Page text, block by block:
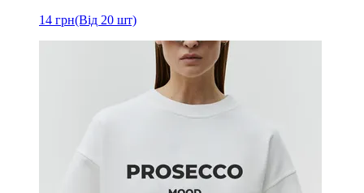
14 грн(Від 20 шт)